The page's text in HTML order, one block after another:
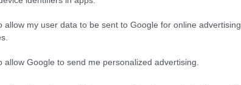
allow my user data to be sent to Google for online advertising
allow Google to send me personalized advertising.
napis SKODA
linia boczna nawiązuje z
GLC czy BMW X4. Auto
22-calowych felgach